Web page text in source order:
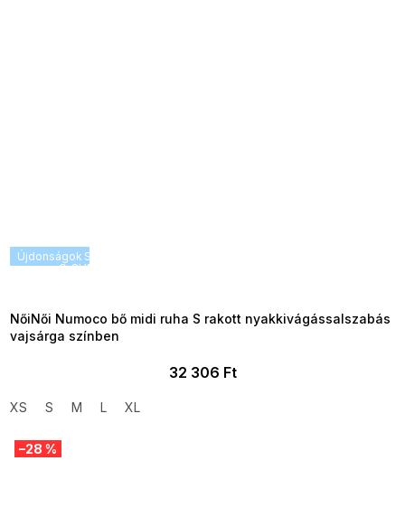
Újdonságok SUMMER SALE -35% ?
G_SUMMER35:35:HUF:P:f!2026-
NőiNői Numoco bő midi ruha S rakott nyakkivágássalszabás
vajsárga színben
32 306 Ft
XS S M L XL
–28 %